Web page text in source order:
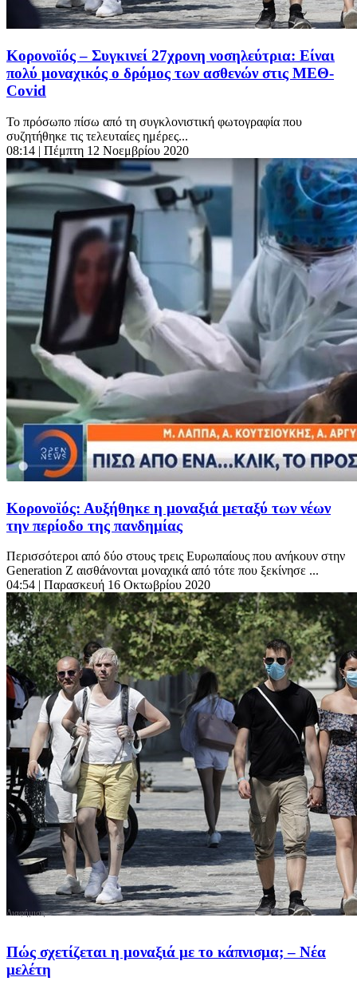
Κορονοϊός – Συγκινεί 27χρονη νοσηλεύτρια: Είναι
πολύ μοναχικός ο δρόμος των ασθενών στις ΜΕΘ-
Covid
Το πρόσωπο πίσω από τη συγκλονιστική φωτογραφία που
συζητήθηκε τις τελευταίες ημέρες...
08:14 | Πέμπτη 12 Νοεμβρίου 2020
Κορονοϊός: Αυξήθηκε η μοναξιά μεταξύ των νέων
την περίοδο της πανδημίας
Περισσότεροι από δύο στους τρεις Ευρωπαίους που ανήκουν στην
Generation Z αισθάνονται μοναχικά από τότε που ξεκίνησε ...
04:54 | Παρασκευή 16 Οκτωβρίου 2020
Πώς σχετίζεται η μοναξιά με το κάπνισμα; – Νέα
μελέτη